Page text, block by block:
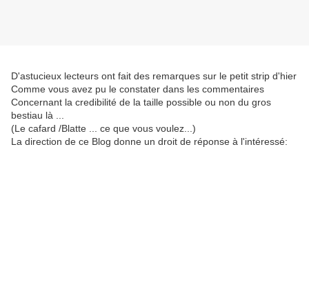
D'astucieux lecteurs ont fait des remarques sur le petit strip d'hier
Comme vous avez pu le constater dans les commentaires
Concernant la credibilité de la taille possible ou non du gros
bestiau là ...
(Le cafard /Blatte ... ce que vous voulez...)
La direction de ce Blog donne un droit de réponse à l'intéressé: